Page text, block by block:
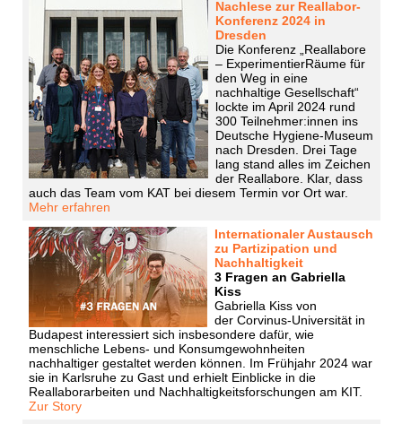
Nachlese zur Reallabor-
Konferenz 2024 in
Dresden
Die Konferenz „Reallabore
– ExperimentierRäume für
den Weg in eine
nachhaltige Gesellschaft“
lockte im April 2024 rund
300 Teilnehmer:innen ins
Deutsche Hygiene-Museum
nach Dresden. Drei Tage
lang stand alles im Zeichen
der Reallabore. Klar, dass
auch das Team vom KAT bei diesem Termin vor Ort war.
Mehr erfahren
Internationaler Austausch
zu Partizipation und
Nachhaltigkeit
3 Fragen an Gabriella
Kiss
Gabriella Kiss von
der Corvinus-Universität in
Budapest interessiert sich insbesondere dafür, wie
menschliche Lebens- und Konsumgewohnheiten
nachhaltiger gestaltet werden können. Im Frühjahr 2024 war
sie in Karlsruhe zu Gast und erhielt Einblicke in die
Reallaborarbeiten und Nachhaltigkeitsforschungen am KIT.
Zur Story